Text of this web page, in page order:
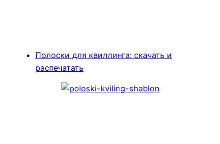
Полоски для квиллинга: скачать и
распечатать